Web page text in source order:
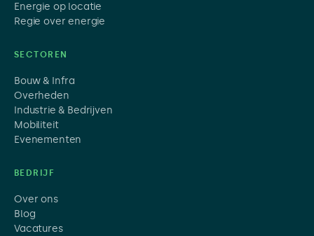
Energie op locatie
Regie over energie
SECTOREN
Bouw & Infra
Overheden
Industrie & Bedrijven
Mobiliteit
Evenementen
BEDRIJF
Over ons
Blog
Vacatures